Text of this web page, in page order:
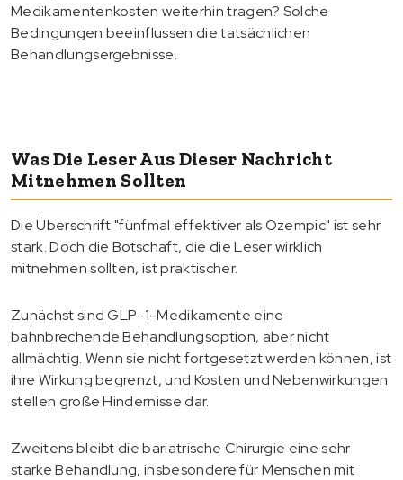
Medikamentenkosten weiterhin tragen? Solche
Bedingungen beeinflussen die tatsächlichen
Behandlungsergebnisse.
Was Die Leser Aus Dieser Nachricht
Mitnehmen Sollten
Die Überschrift "fünfmal effektiver als Ozempic" ist sehr
stark. Doch die Botschaft, die die Leser wirklich
mitnehmen sollten, ist praktischer.
Zunächst sind GLP-1-Medikamente eine
bahnbrechende Behandlungsoption, aber nicht
allmächtig. Wenn sie nicht fortgesetzt werden können, ist
ihre Wirkung begrenzt, und Kosten und Nebenwirkungen
stellen große Hindernisse dar.
Zweitens bleibt die bariatrische Chirurgie eine sehr
starke Behandlung, insbesondere für Menschen mit